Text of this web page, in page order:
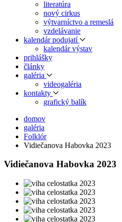
literatúra
nový cirkus
výtvarníctvo a remeslá
vzdelávanie
kalendár podujatí
kalendár výstav
prihlášky
články
galéria
videogaléria
kontakty
grafický balík
domov
galéria
Folklór
Vidiečanova Habovka 2023
Vidiečanova Habovka 2023